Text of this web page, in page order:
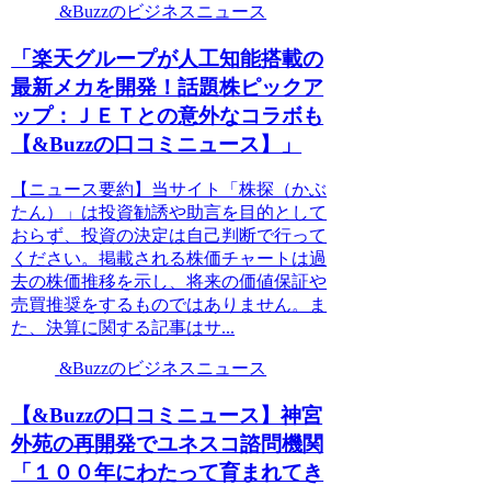
&Buzzのビジネスニュース
「楽天グループが人工知能搭載の
最新メカを開発！話題株ピックア
ップ：ＪＥＴとの意外なコラボも
【&Buzzの口コミニュース】」
【ニュース要約】当サイト「株探（かぶ
たん）」は投資勧誘や助言を目的として
おらず、投資の決定は自己判断で行って
ください。掲載される株価チャートは過
去の株価推移を示し、将来の価値保証や
売買推奨をするものではありません。ま
た、決算に関する記事はサ...
&Buzzのビジネスニュース
【&Buzzの口コミニュース】神宮
外苑の再開発でユネスコ諮問機関
「１００年にわたって育まれてき